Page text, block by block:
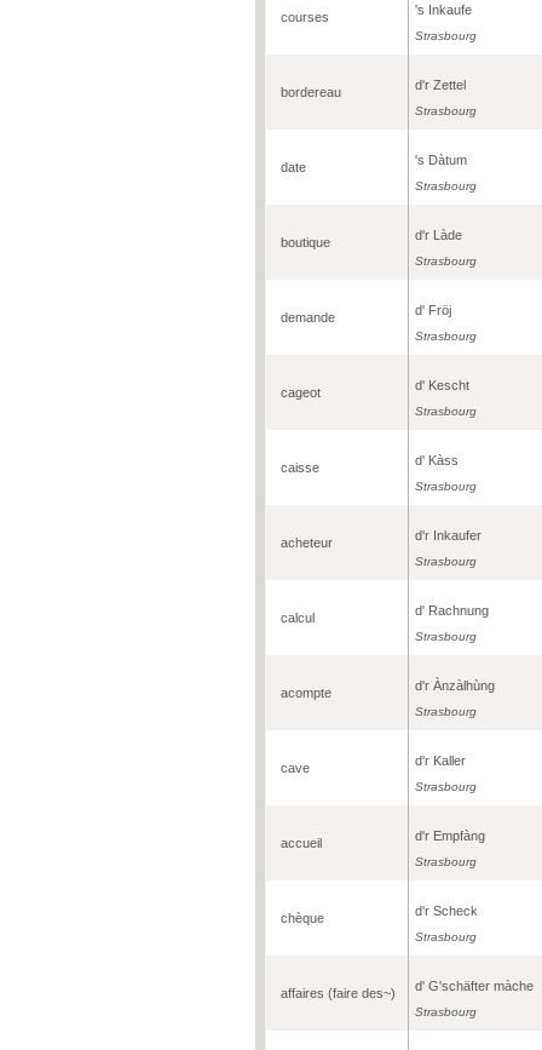
courses 's Inkaufe
Strasbourg
bordereau d'r Zettel
Strasbourg
date 's Dàtum
Strasbourg
boutique d'r Làde
Strasbourg
demande d' Fröj
Strasbourg
cageot d' Kescht
Strasbourg
caisse d' Kàss
Strasbourg
acheteur d'r Inkaufer
Strasbourg
calcul d' Rachnung
Strasbourg
acompte d'r Ànzàlhùng
Strasbourg
cave d'r Kaller
Strasbourg
accueil d'r Empfàng
Strasbourg
chèque d'r Scheck
Strasbourg
affaires (faire des~) d' G'schäfter màche
Strasbourg